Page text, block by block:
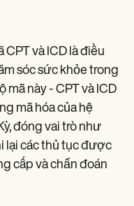
và ICD là điều
sóc sức khỏe trong
mã này - CPT và ICD
mã hóa của hệ
đóng vai trò như
lại các thủ tục được
cấp và chẩn đoán